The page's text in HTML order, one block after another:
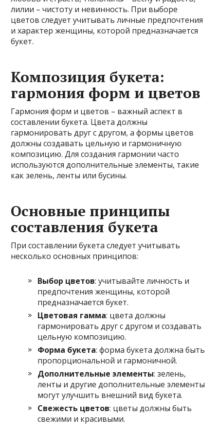
лилии – чистоту и невинность. При выборе
цветов следует учитывать личные предпочтения
и характер женщины, которой предназначается
букет.
Композиция букета:
гармония форм и цветов
Гармония форм и цветов – важный аспект в
составлении букета. Цвета должны
гармонировать друг с другом, а формы цветов
должны создавать цельную и гармоничную
композицию. Для создания гармонии часто
используются дополнительные элементы, такие
как зелень, ленты или бусины.
Основные принципы
составления букета
При составлении букета следует учитывать
несколько основных принципов:
Выбор цветов: учитывайте личность и
предпочтения женщины, которой
предназначается букет.
Цветовая гамма: цвета должны
гармонировать друг с другом и создавать
цельную композицию.
Форма букета: форма букета должна быть
пропорциональной и гармоничной.
Дополнительные элементы: зелень,
ленты и другие дополнительные элементы
могут улучшить внешний вид букета.
Свежесть цветов: цветы должны быть
свежими и красивыми.